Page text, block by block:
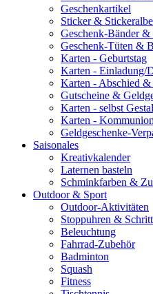
Geschenkartikel
Sticker &
Geschenk-Bänder &
Geschenk-Tüten &
Karten - Geburtstag
Karten - Einladung/
Karten - Abschied &
Gutscheine &
Karten - selbst
Karten -
Geldgeschenke-
Saisonales
Kreativkalender
Laternen basteln
Schminkfarben &
Outdoor & Sport
Outdoor-Aktivitäten
Stoppuhren &
Beleuchtung
Fahrrad-Zubehör
Badminton
Squash
Fitness